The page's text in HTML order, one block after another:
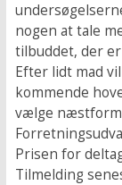
nogen at tale
tilbuddet, der
Efter lidt mad
kommende
vælge
Prisen for
Tilmelding